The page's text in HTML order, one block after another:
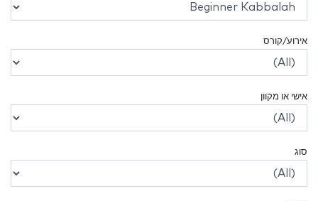
אירוע/קורס
אישי או מקוון
סוג